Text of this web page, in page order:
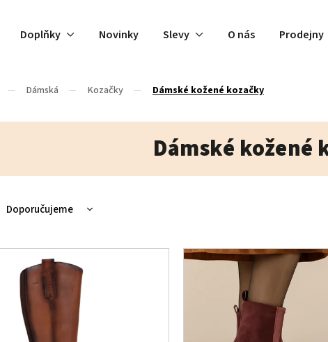
Doplňky Novinky Slevy O nás Prodejny
/ Dámská / Kozačky / Dámské kožené kozačky
Dámské kožené
Doporučujeme
Nejdražší
Nejprodávanější
Abecedně